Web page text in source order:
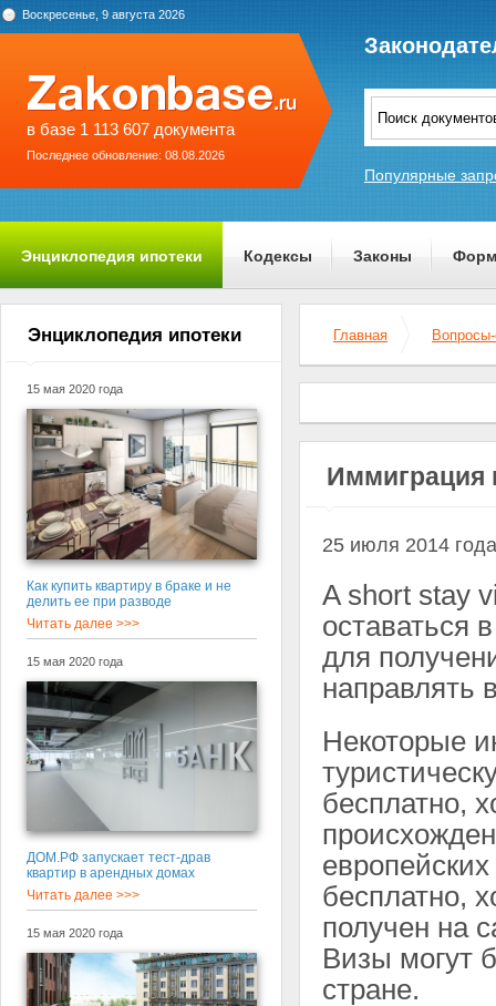
Воскресенье, 9 августа 2026
в базе 1 113 607 документа
Последнее обновление: 08.08.2026
Популярные
Энциклопедия ипотеки Кодексы Законы
О проекте
Энциклопедия ипотеки
15 мая 2020 года
Как купить квартиру в браке и не
делить ее при разводе
Читать далее >>>
15 мая 2020 года
ДОМ.РФ запускает тест-драв
квартир в арендных домах
Читать далее >>>
15 мая 2020 года
Главная
Иммиграция
25 июля 2014
A short stay
оставаться
для
направлять
Некоторые
бесплатно,
бесплатно,
получен на
Визы могут
стране.